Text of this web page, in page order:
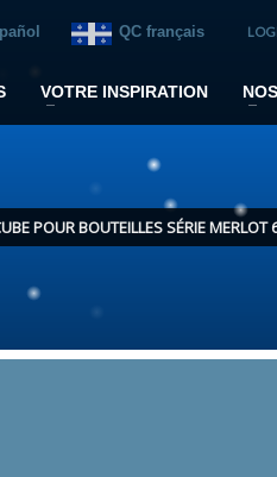
QC français
VOTRE INSPIRATION
POUR BOUTEILLES SÉRIE MERLOT